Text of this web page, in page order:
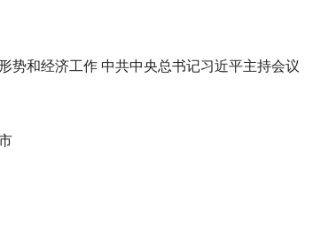
势和经济工作 中共中央总书记习近平主持会议